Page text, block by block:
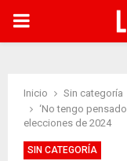
PRIMARY
Inicio
Sin categoría
‘No tengo
elecciones de 2024
SIN CATEGORÍA